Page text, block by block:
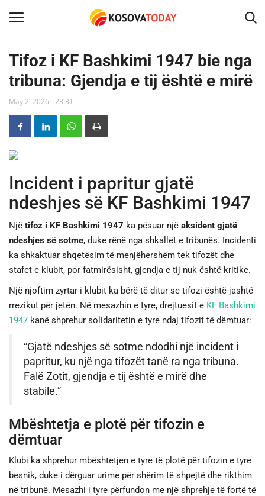
Home
SHQIPERIA
SHOWBIZ
BOTA
TECH
JETA
SPORTI
SHENDETI
Tifoz i KF Bashkimi 1947 bie nga
tribuna: Gjendja e tij është e mirë
May 2, 2026 - 23:31
Incident i papritur gjatë
ndeshjes së KF Bashkimi 1947
Një tifoz i KF Bashkimi 1947 ka pësuar një aksident gjatë
ndeshjes së sotme, duke rënë nga shkallët e tribunës. Incidenti
ka shkaktuar shqetësim të menjëhershëm tek tifozët dhe
stafet e klubit, por fatmirësisht, gjendja e tij nuk është kritike.
Një njoftim zyrtar i klubit ka bërë të ditur se tifozi është jashtë
rrezikut për jetën. Në mesazhin e tyre, drejtuesit e KF Bashkimi
1947 kanë shprehur solidaritetin e tyre ndaj tifozit të dëmtuar:
“Gjatë ndeshjes së sotme ndodhi një incident i
papritur, ku një nga tifozët tanë ra nga tribuna.
Falë Zotit, gjendja e tij është e mirë dhe
stabile.”
Mbështetja e plotë për tifozin e
dëmtuar
Klubi ka shprehur mbështetjen e tyre të plotë për tifozin e tyre
besnik, duke i dërguar urime për shërim të shpejtë dhe rikthim
në tribunë. Mesazhi i tyre përfundon me një shprehje të fortë të